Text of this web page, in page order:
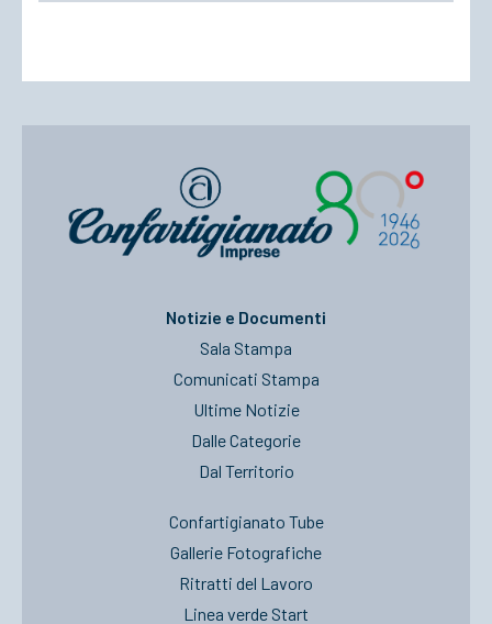
Notizie e Documenti
Sala Stampa
Comunicati Stampa
Ultime Notizie
Dalle Categorie
Dal Territorio
Confartigianato Tube
Gallerie Fotografiche
Ritratti del Lavoro
Linea verde Start